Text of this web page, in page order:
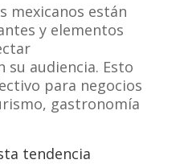
mexicanos están
y elementos
su audiencia. Esto
para negocios
gastronomía
tendencia